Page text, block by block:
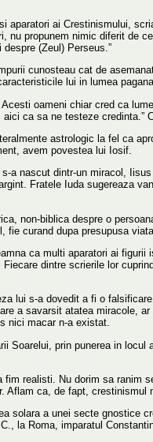
aparatori ai Crestinismului,
nu propunem nimic diferit de
(Zeul) Perseus.”
cunosteau cat de
lui in lumea
oameni chiar cred ca
aici ca sa ne testeze
astrologic la fel ca
avem povestea lui Iosif.
a nascut dintr-un miracol,
Fratele Iuda sugereaza
non-biblica despre o
fie curand dupa presupusa
ca multi aparatori ai
dintre scrierile lor
lui s-a dovedit a fi o
a savarsit atatea miracole,
nici macar n-a existat.
Soarelui, prin punerea in
fim realisti. Nu dorim sa
Aflam ca, de fapt,
solara a unei secte gnostice
la Roma, imparatul